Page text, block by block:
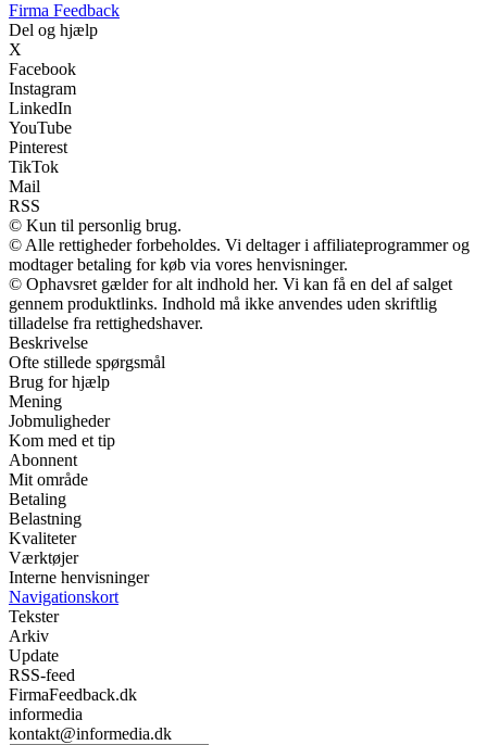
Firma Feedback
Del og hjælp
X
Facebook
Instagram
LinkedIn
YouTube
Pinterest
TikTok
Mail
RSS
© Kun til personlig brug.
© Alle rettigheder forbeholdes. Vi deltager i affiliateprogrammer og
modtager betaling for køb via vores henvisninger.
© Ophavsret gælder for alt indhold her. Vi kan få en del af salget
gennem produktlinks. Indhold må ikke anvendes uden skriftlig
tilladelse fra rettighedshaver.
Beskrivelse
Ofte stillede spørgsmål
Brug for hjælp
Mening
Jobmuligheder
Kom med et tip
Abonnent
Mit område
Betaling
Belastning
Kvaliteter
Værktøjer
Interne henvisninger
Navigationskort
Tekster
Arkiv
Update
RSS-feed
FirmaFeedback.dk
informedia
kontakt@informedia.dk